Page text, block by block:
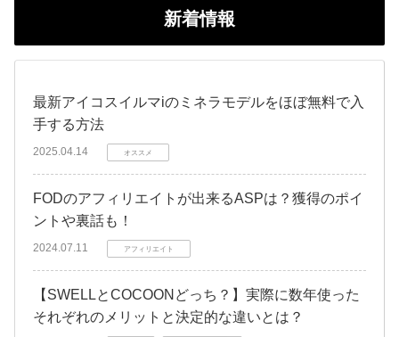
新着情報
最新アイコスイルマiのミネラモデルをほぼ無料で入
手する方法
2025.04.14 オススメ
FODのアフィリエイトが出来るASPは？獲得のポイ
ントや裏話も！
2024.07.11 アフィリエイト
【SWELLとCOCOONどっち？】実際に数年使った
それぞれのメリットと決定的な違いとは？